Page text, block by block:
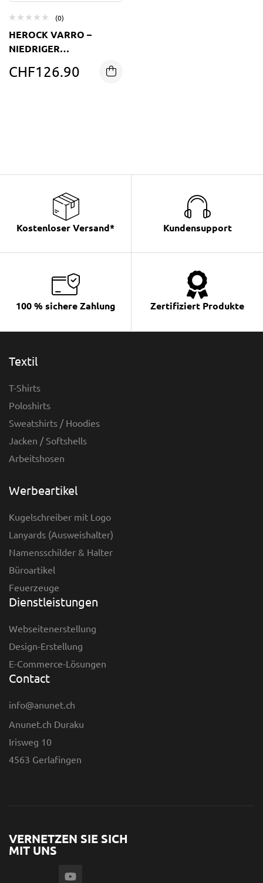
(0)
HEROCK VARRO –
NIEDRIGER
CHF126.90
Kostenloser Versand* Kundensupport
100 % sichere Zahlung Zertifiziert Produkte
Textil
T-Shirts
Poloshirts
Sweatshirts / Hoodies
Jacken / Softshells
Arbeitshosen
Werbeartikel
Kugelschreiber mit Logo
Lanyards (Ausweishalter)
Namensschilder & Halter
Büroartikel
Feuerzeuge
Dienstleistungen
Webseitenerstellung
Design-Erstellung
E-Commerce-Lösungen
Contact
info@anunet.ch
Anunet.ch Duraku
Irisweg 10
4563 Gerlafingen
VERNETZEN SIE SICH
MIT UNS